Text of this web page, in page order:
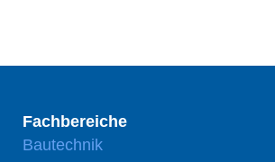
Fachbereiche
Bautechnik